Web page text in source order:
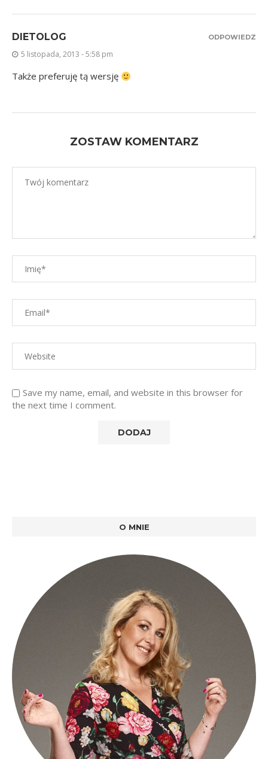
DIETOLOG
5 listopada, 2013 - 5:58 pm
Także preferuję tą wersję
ODPOWIEDZ
ZOSTAW KOMENTARZ
Save my name, email, and website in this browser for
the next time I comment.
O MNIE